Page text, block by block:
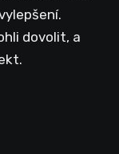
dovolit, a